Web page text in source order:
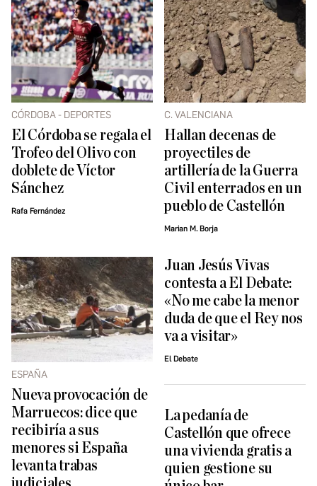
CÓRDOBA - DEPORTES
El Córdoba se regala el
Trofeo del Olivo con
doblete de Víctor
Sánchez
Rafa Fernández
C. VALENCIANA
Hallan decenas de
proyectiles de
artillería de la Guerra
Civil enterrados en un
pueblo de Castellón
Marian M. Borja
ESPAÑA
Nueva provocación de
Marruecos: dice que
recibiría a sus
menores si España
levanta trabas
Juan Jesús Vivas
contesta a El Debate:
«No me cabe la menor
duda de que el Rey nos
va a visitar»
El Debate
La pedanía de
Castellón que ofrece
una vivienda gratis a
quien gestione su